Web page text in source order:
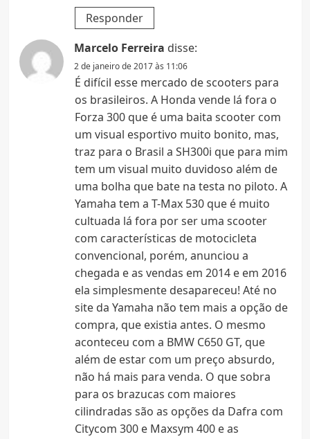
Responder
Marcelo Ferreira disse:
2 de janeiro de 2017 às 11:06
É difícil esse mercado de scooters para
os brasileiros. A Honda vende lá fora o
Forza 300 que é uma baita scooter com
um visual esportivo muito bonito, mas,
traz para o Brasil a SH300i que para mim
tem um visual muito duvidoso além de
uma bolha que bate na testa no piloto. A
Yamaha tem a T-Max 530 que é muito
cultuada lá fora por ser uma scooter
com características de motocicleta
convencional, porém, anunciou a
chegada e as vendas em 2014 e em 2016
ela simplesmente desapareceu! Até no
site da Yamaha não tem mais a opção de
compra, que existia antes. O mesmo
aconteceu com a BMW C650 GT, que
além de estar com um preço absurdo,
não há mais para venda. O que sobra
para os brazucas com maiores
cilindradas são as opções da Dafra com
Citycom 300 e Maxsym 400 e as